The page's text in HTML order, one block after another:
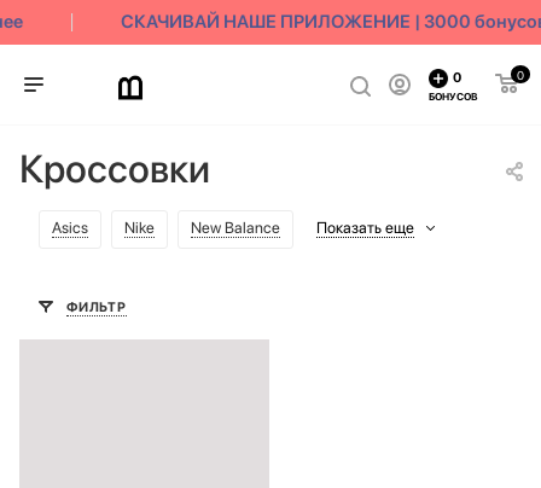
СКАЧИВАЙ НАШЕ ПРИЛОЖЕНИЕ | 3000 бонусов
0
0
БОНУСОВ
Кроссовки
Asics Nike New Balance Показать еще
ФИЛЬТР